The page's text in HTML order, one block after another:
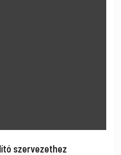
szervezethez